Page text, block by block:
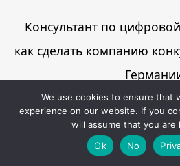
Консультант по
как сделать компанию
July 30, 2026
Read More
We use cookies to ensure that
experience on our website. If you
will assume that you are
Ok
No